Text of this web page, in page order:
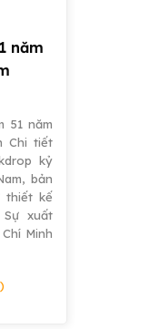
năm
51 năm
Chi tiết
kỷ
bản
thiết kế
Sự xuất
Minh